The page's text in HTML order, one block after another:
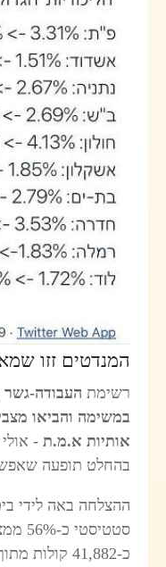
המנדטים זזו
רשימת העבודה-גשר
במשימה והביאו
אותיות א.מ.ת -
בהחלט תופעה
ההצלחה באה לידי